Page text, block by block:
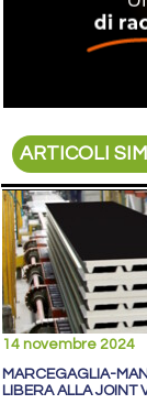
ARTICOLI
14 novembre 2024
MARCEGAGLIA-
LIBERA ALLA JOINT